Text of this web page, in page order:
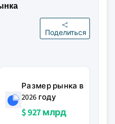
Поделиться
Размер рынка в
2026 году
$ 927 млрд